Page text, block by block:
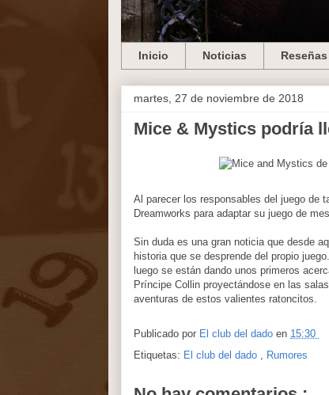
Inicio Noticias Reseñas
martes, 27 de noviembre de 2018
Mice & Mystics podría
Al parecer los responsables del juego de
Dreamworks para adaptar su juego de
Sin duda es una gran noticia que desde
historia que se desprende del propio
luego se están dando unos primeros
Príncipe Collin proyectándose en las
aventuras de estos valientes ratoncitos.
Publicado por El club del dado en 15:30
Etiquetas: El club del dado Rumores